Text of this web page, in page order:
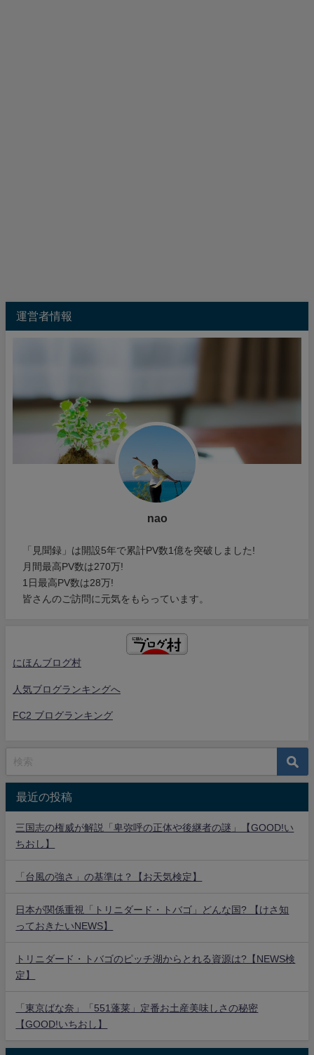
運営者情報
nao
「見聞録」は開設5年で累計PV数1億を突破しました!
月間最高PV数は270万!
1日最高PV数は28万!
皆さんのご訪問に元気をもらっています。
にほんブログ村
人気ブログランキングへ
FC2 ブログランキング
最近の投稿
三国志の権威が解説「卑弥呼の正体や後継者の謎」【GOOD!い
ちおし】
「台風の強さ」の基準は？【お天気検定】
日本が関係重視「トリニダード・トバゴ」どんな国? 【けさ知
っておきたいNEWS】
トリニダード・トバゴのピッチ湖からとれる資源は?【NEWS検
定】
「東京ばな奈」「551蓬莱」定番お土産美味しさの秘密
【GOOD!いちおし】